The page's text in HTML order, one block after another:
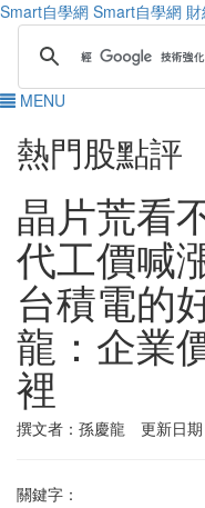
Smart自學網 Smart自學網
MENU
熱門股點評
晶片荒看
代工價喊
台積電的
龍：企業
裡
撰文者：孫慶龍 更新日
關鍵字：